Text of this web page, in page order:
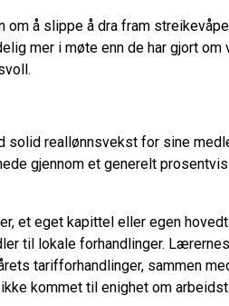
om å slippe å dra fram
mer i møte enn de har gjort om
solid reallønnsvekst for sine
gjennom et generelt
et eget kapittel eller egen
til lokale forhandlinger. Lærernes
tarifforhandlinger, sammen
kommet til enighet om